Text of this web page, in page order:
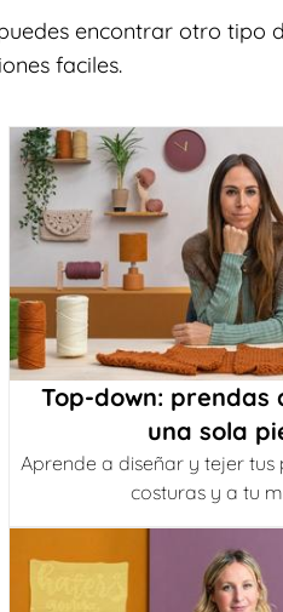
encontrar otro tipo
faciles.
Top-down: prendas
una sola
Aprende a diseñar y tejer tus
costuras y a tu